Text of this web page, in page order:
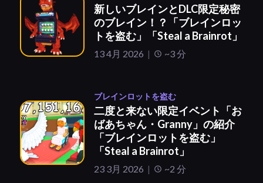
新しいブレインとDLC限定秘密
のブレイン！？「ブレインロッ
トを盗む」「Steal a Brainrot」
13 4月 2026 ~3 分
ブレインロットを盗む
二度と来ない限定イベント「お
ばあちゃん・Granny」の紹介
「ブレインロットを盗む」
「Steal a Brainrot」
23 3月 2026 ~2 分